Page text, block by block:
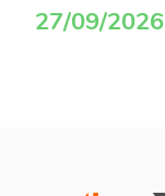
27/09/2026